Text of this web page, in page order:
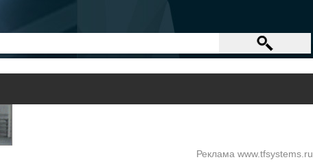
Реклама www.tfsystems.ru